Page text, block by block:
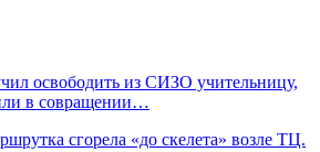
освободить из СИЗО учительницу,
в совращении…
сгорела «до скелета» возле ТЦ.